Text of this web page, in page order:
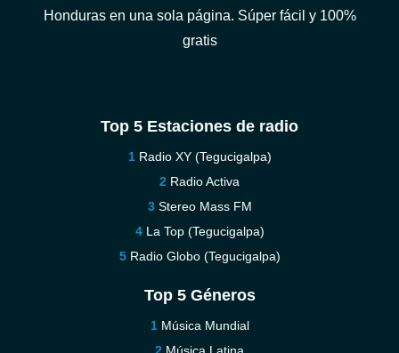
Honduras en una sola página. Súper fácil y 100%
gratis
Top 5 Estaciones de radio
Radio XY (Tegucigalpa)
Radio Activa
Stereo Mass FM
La Top (Tegucigalpa)
Radio Globo (Tegucigalpa)
Top 5 Géneros
Música Mundial